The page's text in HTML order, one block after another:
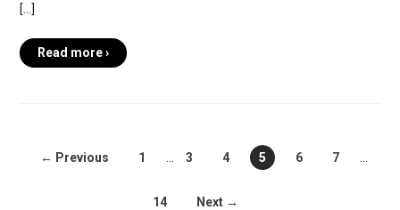
[…]
Read more ›
← Previous 1 3 4 5 6 7
14 Next →